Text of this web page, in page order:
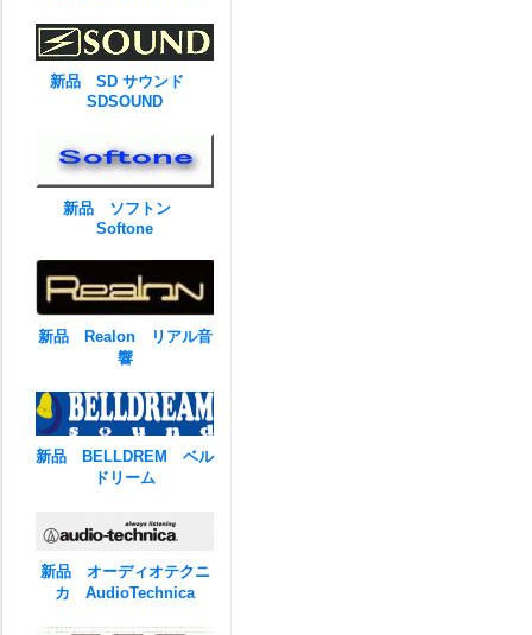
新品 SD サウンド
SDSOUND
新品 ソフトン
Softone
新品 Realon リアル音
響
新品 BELLDREM ベル
ドリーム
新品 オーディオテクニ
カ AudioTechnica